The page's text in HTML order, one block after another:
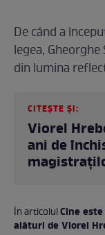
De când a
legea,
din lumina
CITEȘTE ȘI:
Viorel
ani de
În articolulCine
alături de Viorel